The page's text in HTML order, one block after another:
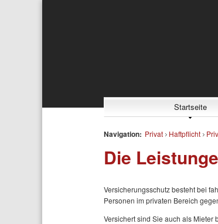
Startseite
Navigation: Privat Haftpflicht
Die
Versicherungsschutz besteht bei
Personen im privaten Bereich
Versichert sind Sie auch als Mieter